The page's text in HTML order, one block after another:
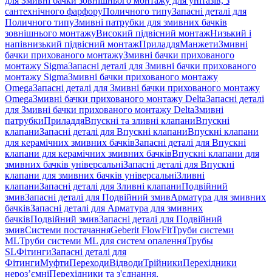
сантехнічного фарфоруПоличного типуЗапасні деталі для
Поличного типуЗмивні патрубки для змивних бачків
зовнішнього монтажуВисокий підвісний монтажНизький і
напівнизький підвісний монтажПриладдяМанжетиЗмивні
бачки прихованого монтажуЗмивні бачки прихованого
монтажу SigmaЗапасні деталі для Змивні бачки прихованого
монтажу SigmaЗмивні бачки прихованого монтажу
OmegaЗапасні деталі для Змивні бачки прихованого монтажу
OmegaЗмивні бачки прихованого монтажу DeltaЗапасні деталі
для Змивні бачки прихованого монтажу DeltaЗмивні
патрубкиПриладдяВпускні та зливні клапаниВпускні
клапаниЗапасні деталі для Впускні клапаниВпускні клапани
для керамічних змивних бачківЗапасні деталі для Впускні
клапани для керамічних змивних бачківВпускні клапани для
змивних бачків універсальніЗапасні деталі для Впускні
клапани для змивних бачків універсальніЗливні
клапаниЗапасні деталі для Зливні клапаниПодвійний
змивЗапасні деталі для Подвійний змивАрматура для змивних
бачкiвЗапасні деталі для Арматура для змивних
бачкiвПодвійний змивЗапасні деталі для Подвійний
змивСистеми постачанняGeberit FlowFitТруби системи
MLТруби системи ML для систем опаленняТрубы
SLФітингиЗапасні деталі для
ФітингиМуфтиПереходиВідводиТрійникиПерехідники
нероз’ємніПерехідники та з'єднання,